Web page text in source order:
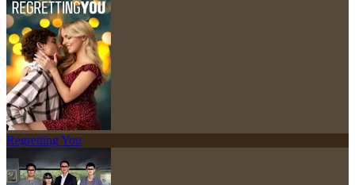
Regretting You